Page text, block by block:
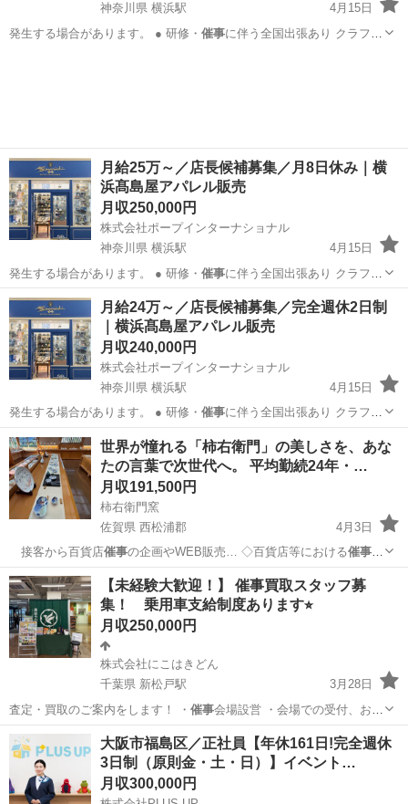
神奈川県 横浜駅
4月15日
発生する場合があります。 ● 研修・ 催事に伴う全国出張あり クラフト
月給25万～／店長候補募集／月8日休み｜横
浜髙島屋アパレル販売
月収250,000円
株式会社ポープインターナショナル
神奈川県 横浜駅
4月15日
発生する場合があります。 ● 研修・ 催事に伴う全国出張あり クラフト
マンシッ…
神奈川 横浜市 横浜駅 ファッション ブランド
月給24万～／店長候補募集／完全週休2日制
｜横浜髙島屋アパレル販売
月収240,000円
株式会社ポープインターナショナル
神奈川県 横浜駅
4月15日
発生する場合があります。 ● 研修・ 催事に伴う全国出張あり クラフト
マンシッ…
神奈川 横浜市 横浜駅 ファッション ブランド
世界が憧れる「柿右衛門」の美しさを、あな
たの言葉で次世代へ。 平均勤続24年・…
月収191,500円
柿右衛門窯
佐賀県 西松浦郡
4月3日
接客から百貨店催事の企画やWEB販売… ◇百貨店等における催事の
企画および販売 …
佐賀 西松浦郡 販売 催事
【未経験大歓迎！】 催事買取スタッフ募
集！ 乗用車支給制度あります⭐︎
月収250,000円
株式会社にこはきどん
千葉県 新松戸駅
3月28日
査定・買取のご案内をします！ ・ 催事会場設営 ・会場での受付、お客
様への…
千葉 松戸市 新松戸駅 その他 未経験
大阪市福島区／正社員【年休161日!完全週休
3日制（原則金・土・日）】イベント…
月収300,000円